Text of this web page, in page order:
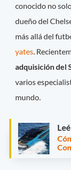
conocido no
dueño del
más allá del
yates .
adquisición del
varios
mundo.